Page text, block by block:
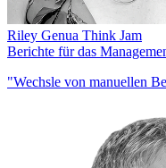
Riley Genua Think Jam
Berichte für das
"Wechsle von manuellen